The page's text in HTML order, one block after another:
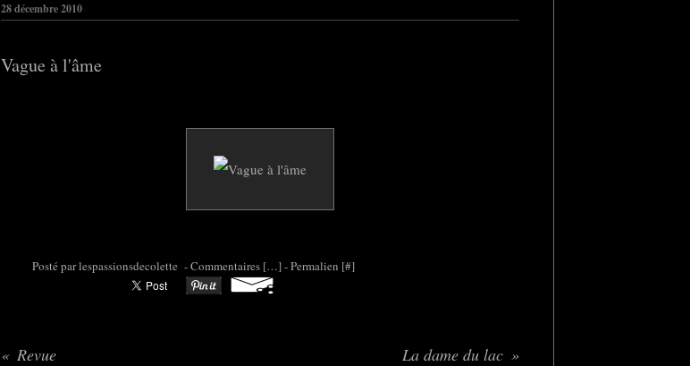
28 décembre 2010
Vague à l'âme
Posté par colette95 à 07:10 -Commentaires […]- Permalien [#]
Revue La dame du lac